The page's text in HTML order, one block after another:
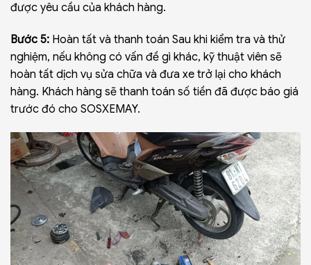
được yêu cầu của khách hàng.
Bước 5: Hoàn tất và thanh toán Sau khi kiểm tra và thử
nghiệm, nếu không có vấn đề gì khác, kỹ thuật viên sẽ
hoàn tất dịch vụ sửa chữa và đưa xe trở lại cho khách
hàng. Khách hàng sẽ thanh toán số tiền đã được báo giá
trước đó cho SOSXEMAY.